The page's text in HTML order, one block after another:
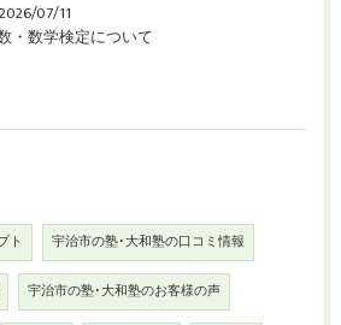
2026/07/11
・数学検定について
ト 宇治市の塾･大和塾の口コミ情報
宇治市の塾･大和塾のお客様の声